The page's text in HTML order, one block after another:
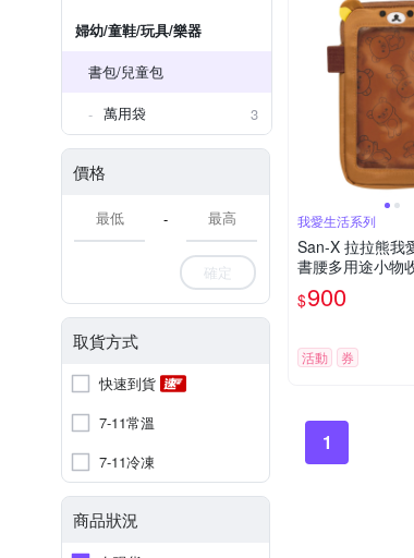
婦幼/童鞋/玩具/樂器
書包/兒童包
萬用袋
3
價格
-
確定
取貨方式
快速到貨
7-11常溫
7-11冷凍
商品狀況
我愛生活系列
San-X 拉拉熊我
書腰多用途小物
$900
活動 券
1